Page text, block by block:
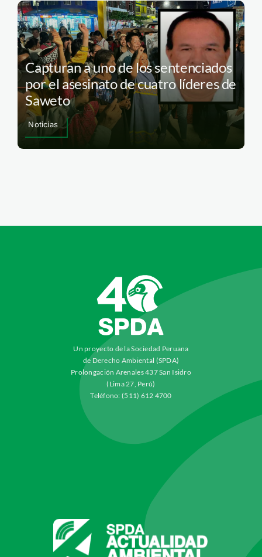
Capturan a uno de los sentenciados
por el asesinato de cuatro líderes de
Saweto
Noticias
Un proyecto de la Sociedad Peruana
de Derecho Ambiental (SPDA)
Prolongación Arenales 437 San Isidro
(Lima 27, Perú)
Teléfono: (511) 612 4700